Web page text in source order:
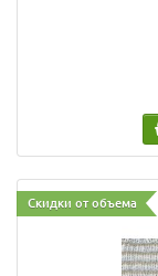
Скидки от объема